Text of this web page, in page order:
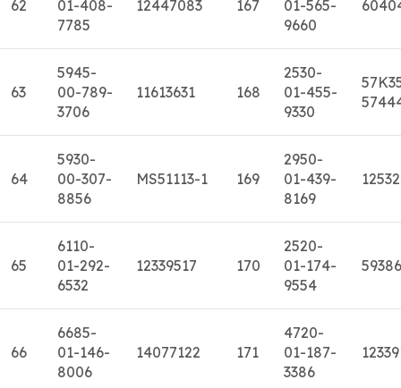
62
01-408-
7785
12447083 167
01-565-
9660
63
5945-
00-789-
3706
11613631 168
2530-
01-455-
9330
64
5930-
00-307-
8856
MS51113-1 169
2950-
01-439-
8169
65
6110-
01-292-
6532
12339517 170
2520-
01-174-
9554
66
6685-
01-146-
8006
14077122 171
4720-
01-187-
3386